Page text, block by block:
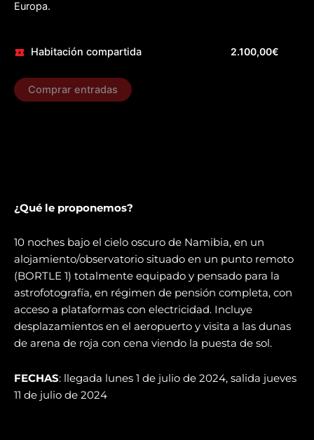
Europa.
Habitación compartida 2.100,00€
Comprar entradas
¿Qué le proponemos?
10 noches bajo el cielo oscuro de Namibia, en un
alojamiento/observatorio situado en un punto remoto
(BORTLE 1) totalmente equipado y pensado para la
astrofotografía, en régimen de pensión completa, con
acceso a plataformas con electricidad. Incluye
desplazamientos en el aeropuerto y visita a las dunas
de arena de roja con cena viendo la puesta de sol.
FECHAS: llegada lunes 1 de julio de 2024, salida jueves
11 de julio de 2024